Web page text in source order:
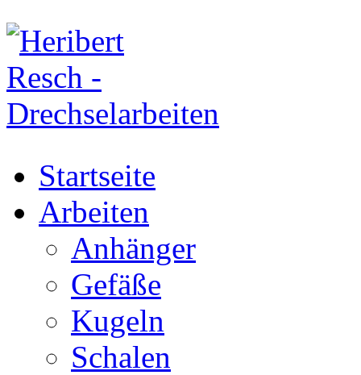
Startseite
Arbeiten
Anhänger
Gefäße
Kugeln
Schalen